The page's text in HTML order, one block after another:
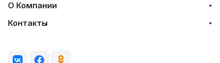
О Компании
Контакты